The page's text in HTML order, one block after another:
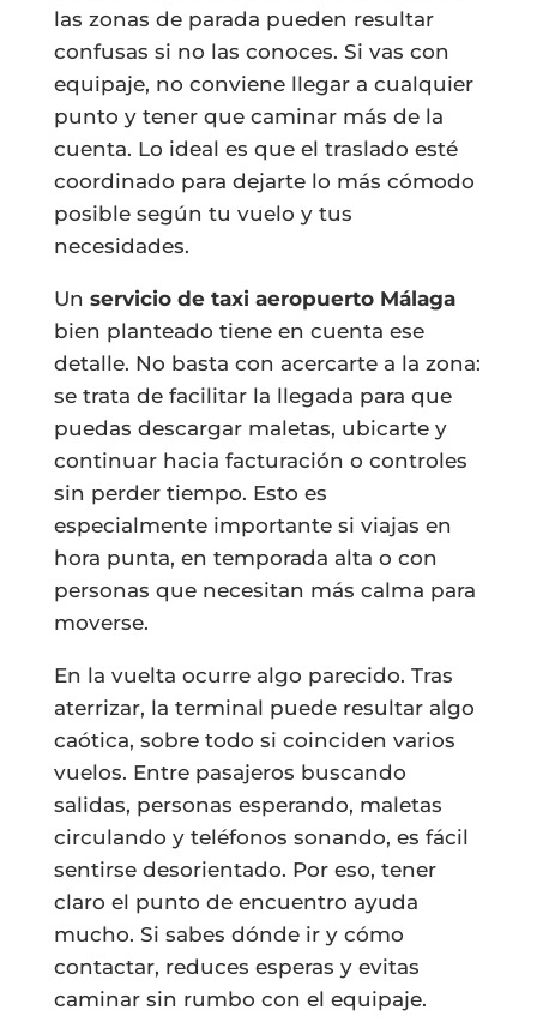
las zonas de parada pueden resultar
confusas si no las conoces. Si vas con
equipaje, no conviene llegar a cualquier
punto y tener que caminar más de la
cuenta. Lo ideal es que el traslado esté
coordinado para dejarte lo más cómodo
posible según tu vuelo y tus
necesidades.
Un servicio de taxi aeropuerto Málaga
bien planteado tiene en cuenta ese
detalle. No basta con acercarte a la zona:
se trata de facilitar la llegada para que
puedas descargar maletas, ubicarte y
continuar hacia facturación o controles
sin perder tiempo. Esto es
especialmente importante si viajas en
hora punta, en temporada alta o con
personas que necesitan más calma para
moverse.
En la vuelta ocurre algo parecido. Tras
aterrizar, la terminal puede resultar algo
caótica, sobre todo si coinciden varios
vuelos. Entre pasajeros buscando
salidas, personas esperando, maletas
circulando y teléfonos sonando, es fácil
sentirse desorientado. Por eso, tener
claro el punto de encuentro ayuda
mucho. Si sabes dónde ir y cómo
contactar, reduces esperas y evitas
caminar sin rumbo con el equipaje.